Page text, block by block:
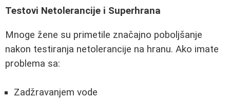
Testovi Netolerancije i Superhrana
Mnoge žene su primetile značajno poboljšanje
nakon testiranja netolerancije na hranu. Ako imate
problema sa:
Zadžravanjem vode